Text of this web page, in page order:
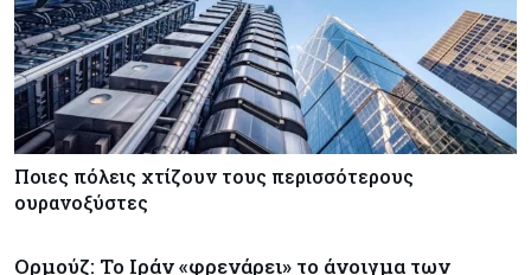
Ποιες πόλεις χτίζουν τους περισσότερους
ουρανοξύστες
Ορμούζ: Το Ιράν «φρενάρει» το άνοιγμα των